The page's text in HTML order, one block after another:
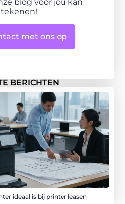
BERICHTEN
ideaal is bij printer leasen
blog voor jou kan
met ons op